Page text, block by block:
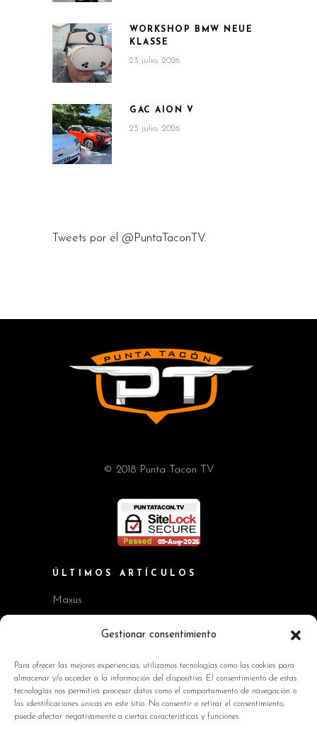
Gestionar consentimiento
Para ofrecer las mejores experiencias, utilizamos tecnologías como las cookies para
almacenar y/o acceder a la información del dispositivo. El consentimiento de estas
tecnologías nos permitirá procesar datos como el comportamiento de navegación o
las identificaciones únicas en este sitio. No consentir o retirar el consentimiento,
puede afectar negativamente a ciertas características y funciones.
WORKSHOP BMW NEUE
KLASSE
23 julio, 2026
GAC AION V
23 julio, 2026
Tweets por el @PuntaTaconTV.
© 2018 Punta Tacon TV
ÚLTIMOS ARTÍCULOS
Maxus
Workshop BMW Neue Klasse
Kia EV2 y Kia Seltos
Skoda Octavia RS